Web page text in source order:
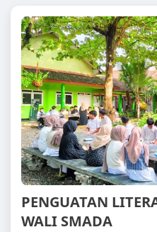
PENGUATAN
WALI SMADA